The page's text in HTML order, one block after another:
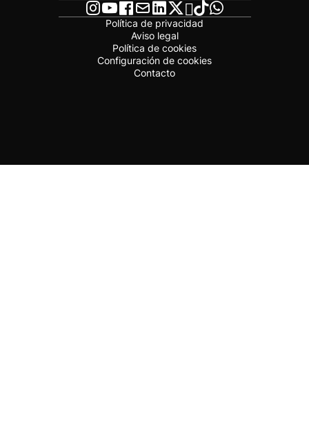
Política de privacidad
Aviso legal
Política de cookies
Configuración de cookies
Contacto